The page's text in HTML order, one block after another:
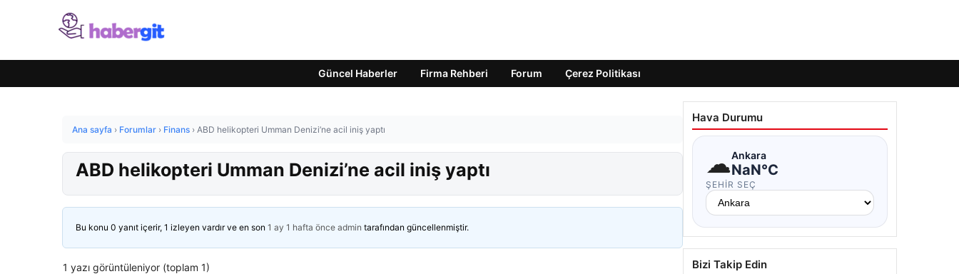
Güncel Haberler Firma Rehberi Forum Çerez Politikası
Ana sayfa › Forumlar › Finans › ABD helikopteri Umman Denizi’ne acil iniş yaptı
ABD helikopteri Umman Denizi’ne acil iniş yaptı
Bu konu 0 yanıt içerir, 1 izleyen vardır ve en son 1 ay 1 hafta önce admin tarafından güncellenmiştir.
1 yazı görüntüleniyor (toplam 1)
Hava Durumu
☁Ankara
NaN°C
ŞEHIR SEÇ
Bizi Takip Edin